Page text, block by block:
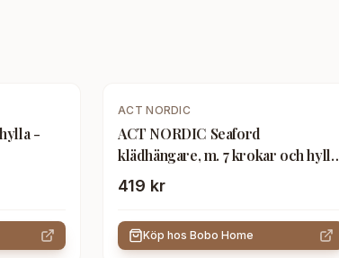
-
ACT NORDIC
ACT NORDIC Seaford
klädhängare, m. 7 krokar och hylla
- naturligt vild ekpapper och svart
419 kr
Köp hos Bobo Home